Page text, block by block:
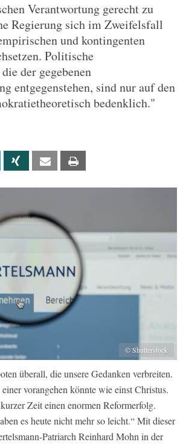
Verantwortung gerecht zu
Regierung sich im Zweifelsfall
und kontingenten
Politische
der gegebenen
entgegenstehen, sind nur auf den
bedenklich."
Linkedin Xing Email
© Shutterstock
überall, die unsere Gedanken verbreiten.
vorangehen könnte wie einst Christus.
Zeit einen enormen Reformerfolg.
es heute nicht mehr so leicht.“ Mit dieser
Patriarch Reinhard Mohn in der